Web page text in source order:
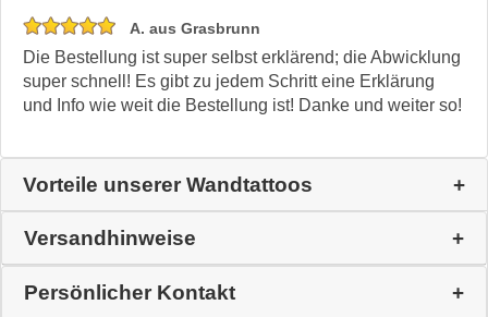
A. aus Grasbrunn
Die Bestellung ist super selbst erklärend; die Abwicklung
super schnell! Es gibt zu jedem Schritt eine Erklärung
und Info wie weit die Bestellung ist! Danke und weiter so!
Vorteile unserer Wandtattoos
Versandhinweise
Persönlicher Kontakt